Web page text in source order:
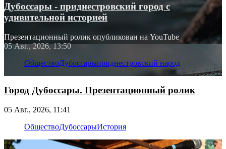
Дубоссары - приднестровский город с
удивительной историей
Презентационный ролик опубликован на YouTube
05 Авг., 2026, 13:50
ОбществоДубоссарыприднестровский народ
Город Дубоссары. Презентационный ролик
05 Авг., 2026, 11:41
ОбществоДубоссарыИстория